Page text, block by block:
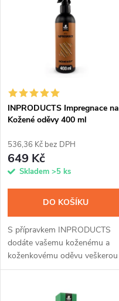
í
p
r
o
u
k
s
p
r
o
d
u
k
INPRODUCTS Impregnace na
Kožené oděvy 400 ml
536,36 Kč bez DPH
649 Kč
Skladem >5 ks
DO KOŠÍKU
S přípravkem INPRODUCTS
dodáte vašemu koženému a
koženkovému oděvu veškerou
péči. Díky jedinečnému spojení
ochráníte kůži až na tři měsíce